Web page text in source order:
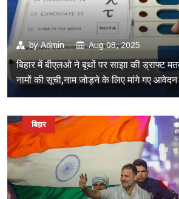
byAdmin Aug 08, 2025
बिहार में बीएलओ ने बूथों पर साझा की ड्राफ्ट
नामों की सूची,नाम जोड़ने के लिए मांगे गए आवेदन
बिहार